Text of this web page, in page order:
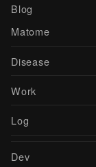
Blog
Matome
Disease
Work
Log
Dev